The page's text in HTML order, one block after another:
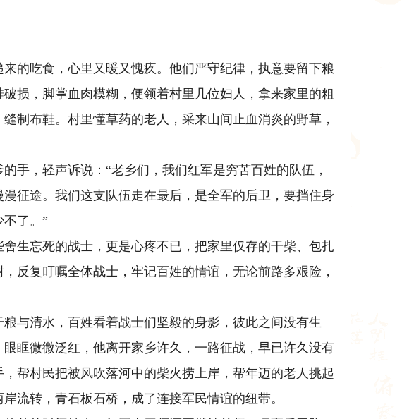
的吃食，心里又暖又愧疚。他们严守纪律，执意要留下粮
损，脚掌血肉模糊，便领着村里几位妇人，拿来家里的粗
制布鞋。村里懂草药的老人，采来山间止血消炎的野草，
手，轻声诉说：“老乡们，我们红军是穷苦百姓的队伍，
征途。我们这支队伍走在最后，是全军的后卫，要挡住身
了。”
生忘死的战士，更是心疼不已，把家里仅存的干柴、包扎
反复叮嘱全体战士，牢记百姓的情谊，无论前路多艰险，
与清水，百姓看着战士们坚毅的身影，彼此之间没有生
眶微微泛红，他离开家乡许久，一路征战，早已许久没有
帮村民把被风吹落河中的柴火捞上岸，帮年迈的老人挑起
流转，青石板石桥，成了连接军民情谊的纽带。